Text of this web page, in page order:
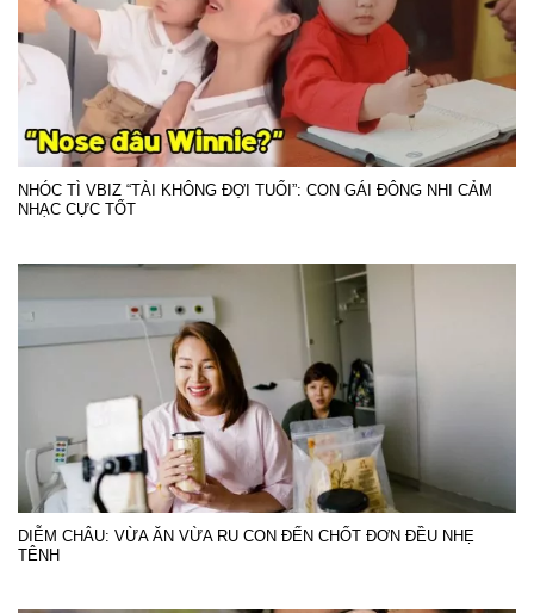
NHÓC TÌ VBIZ “TÀI KHÔNG ĐỢI TUỔI”: CON GÁI ĐÔNG NHI CẢM
NHẠC CỰC TỐT
DIỄM CHÂU: VỪA ĂN VỪA RU CON ĐẾN CHỐT ĐƠN ĐỀU NHẸ
TÊNH